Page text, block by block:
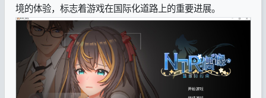
境的体验，标志着游戏在国际化道路上的重要进展。